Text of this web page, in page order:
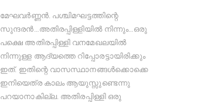
മേഘവര്‍ണ്ണന്‍. പശ്ചിമഘട്ടത്തിന്റെ
സുന്ദരന്‍…അതിരപ്പിള്ളിയില്‍ നിന്നും…ഒരു
പക്ഷെ അതിരപ്പിള്ളി വനമേഖലയില്‍
നിന്നുള്ള ആദ്യത്തെ റിപ്പോരട്ടായിരിക്കും
ഇത്. ഇതിന്റെ വാസസ്ഥാനങ്ങൾക്കൊക്കെ
ഇനിയെത്ര കാലം ആയുസ്സുണ്ടെന്നു
പറയാനാകില്ല. അതിരപ്പിള്ളി ഒരു